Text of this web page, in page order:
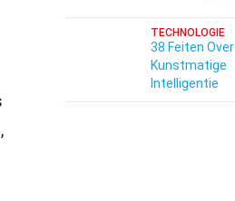
TECHNOLOGIE
38 Feiten Over
Kunstmatige
Intelligentie